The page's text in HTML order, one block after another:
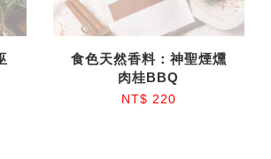
食色天然香料：神聖煙燻
肉桂BBQ
NT$ 220